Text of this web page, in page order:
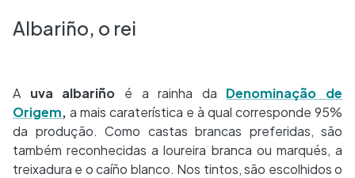
Albariño, o rei
A uva albariño é a rainha da Denominação de
Origem, a mais caraterística e à qual corresponde 95%
da produção. Como castas brancas preferidas, são
também reconhecidas a loureira branca ou marqués, a
treixadura e o caíño blanco. Nos tintos, são escolhidos o